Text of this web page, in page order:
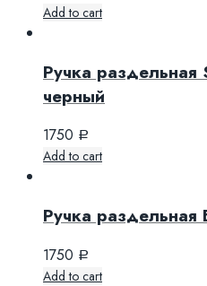
Add to cart
Ручка раздельная
черный
1750 Р
Add to cart
Ручка раздельная
1750 Р
Add to cart